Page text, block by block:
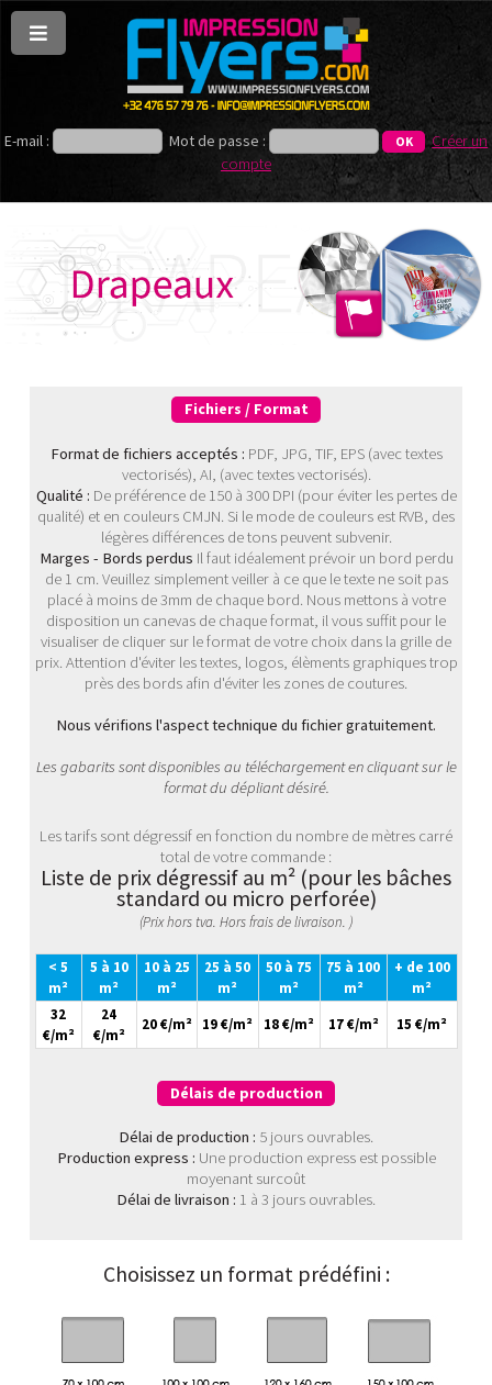
E-mail : Mot de passe :
Créer un
compte
Fichiers / Format
Format de fichiers acceptés : PDF, JPG, TIF, EPS (avec textes
vectorisés), AI, (avec textes vectorisés).
Qualité : De préférence de 150 à 300 DPI (pour éviter les pertes de
qualité) et en couleurs CMJN. Si le mode de couleurs est RVB, des
légères différences de tons peuvent subvenir.
Marges - Bords perdus Il faut idéalement prévoir un bord perdu
de 1 cm. Veuillez simplement veiller à ce que le texte ne soit pas
placé à moins de 3mm de chaque bord. Nous mettons à votre
disposition un canevas de chaque format, il vous suffit pour le
visualiser de cliquer sur le format de votre choix dans la grille de
prix. Attention d'éviter les textes, logos, élèments graphiques trop
près des bords afin d'éviter les zones de coutures.
Nous vérifions l'aspect technique du fichier gratuitement.
Les gabarits sont disponibles au téléchargement en cliquant sur le
format du dépliant désiré.
Les tarifs sont dégressif en fonction du nombre de mètres carré
total de votre commande :
Liste de prix dégressif au m² (pour les bâches
standard ou micro perforée)
(Prix hors tva. Hors frais de livraison. )
< 5
m²
5 à 10
m²
10 à 25
m²
25 à 50
m²
50 à 75
m²
75 à 100
m²
+ de 100
m²
32
€/m²
24
€/m²
20 €/m² 19 €/m² 18 €/m² 17 €/m² 15 €/m²
Délais de production
Délai de production : 5 jours ouvrables.
Production express : Une production express est possible
moyenant surcoût
Délai de livraison : 1 à 3 jours ouvrables.
Choisissez un format prédéfini :